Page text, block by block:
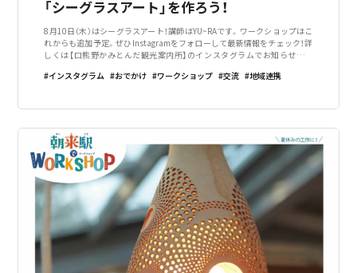
「シーグラスアート」を作ろう！
8月10日（木）はシーグラスアート！講師はYU~RAです。ワークショップはこ
れからも追加予定。ぜひInstagramをフォローして最新情報をチェック！詳
しくは【口熊野かみとんだ観光案内所】のインスタグラムでお知らせしま
クショップを開
インスタグラム おでかけ ワークショップ 交流 地域連携